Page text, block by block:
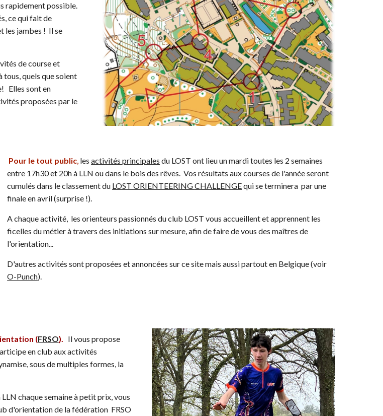
rapidement possible.
ce qui fait de
les jambes ! Il se
de course et
tous, quels que soient
Elles sont en
proposées par le
Pour le tout public, lesactivités principales du LOST ont lieu un mardi toutes les 2 semaines
entre 17h30 et 20h à LLN ou dans le bois des rêves.Vos résultats aux courses de l'année seront
cumulés dans le classement du LOST ORIENTEERINGCHALLENGEqui se terminera par une
finale en avril (surprise !).
A chaque activité, les orienteurs passionnés duclub LOST vous accueillent et apprennent les
ficelles du métier à travers des initiations sur mesure, afin de faire de vous des maîtres de
l'orientation...
D'autres activités sont proposées et annoncées sur ce site mais aussi partout en Belgique (voir
O-Punch).
(FRSO). Il vous propose
en club aux activités
sous de multiples formes, la
chaque semaine à petit prix, vous
d'orientation de la fédération FRSO